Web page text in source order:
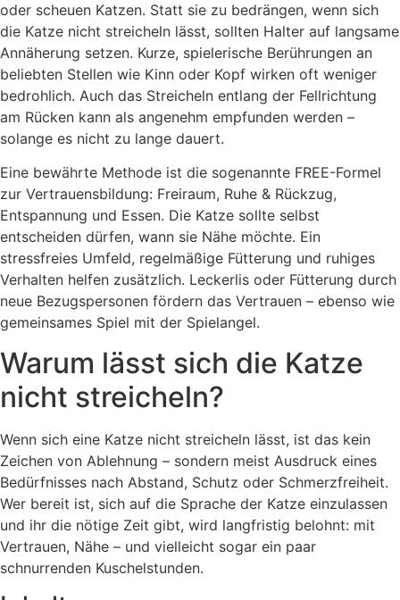
oder scheuen Katzen. Statt sie zu bedrängen, wenn sich
die Katze nicht streicheln lässt, sollten Halter auf langsame
Annäherung setzen. Kurze, spielerische Berührungen an
beliebten Stellen wie Kinn oder Kopf wirken oft weniger
bedrohlich. Auch das Streicheln entlang der Fellrichtung
am Rücken kann als angenehm empfunden werden –
solange es nicht zu lange dauert.
Eine bewährte Methode ist die sogenannte FREE-Formel
zur Vertrauensbildung: Freiraum, Ruhe & Rückzug,
Entspannung und Essen. Die Katze sollte selbst
entscheiden dürfen, wann sie Nähe möchte. Ein
stressfreies Umfeld, regelmäßige Fütterung und ruhiges
Verhalten helfen zusätzlich. Leckerlis oder Fütterung durch
neue Bezugspersonen fördern das Vertrauen – ebenso wie
gemeinsames Spiel mit der Spielangel.
Warum lässt sich die Katze
nicht streicheln?
Wenn sich eine Katze nicht streicheln lässt, ist das kein
Zeichen von Ablehnung – sondern meist Ausdruck eines
Bedürfnisses nach Abstand, Schutz oder Schmerzfreiheit.
Wer bereit ist, sich auf die Sprache der Katze einzulassen
und ihr die nötige Zeit gibt, wird langfristig belohnt: mit
Vertrauen, Nähe – und vielleicht sogar ein paar
schnurrenden Kuschelstunden.